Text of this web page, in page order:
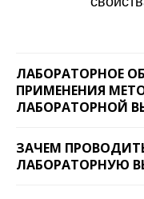
ЛАБОРАТОРНОЕ
ПРИМЕНЕНИЯ
ЛАБОРАТОРНОЙ
ЗАЧЕМ
ЛАБОРАТОРНУЮ